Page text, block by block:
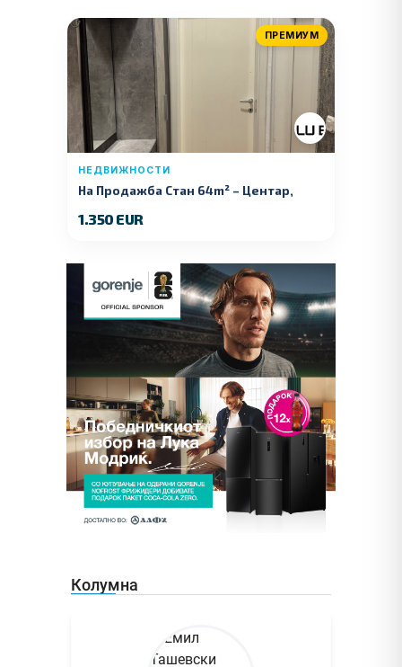
ПРЕМИУМ
НЕДВИЖНОСТИ
На Продажба Стан 64m² – Центар,
1.350 EUR
Колумна